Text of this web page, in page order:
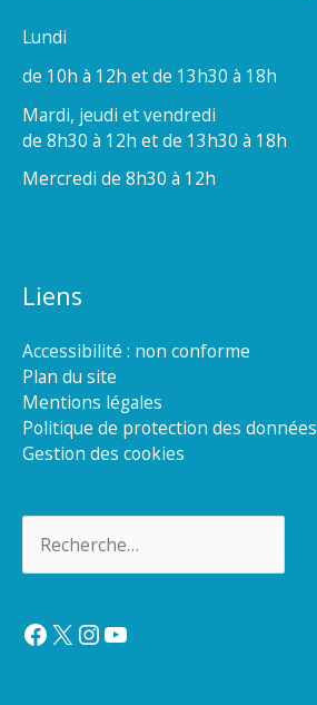
Lundi
de 10h à 12h et de 13h30 à 18h
Mardi, jeudi et vendredi
de 8h30 à 12h et de 13h30 à 18h
Mercredi de 8h30 à 12h
Liens
Accessibilité : non conforme
Plan du site
Mentions légales
Politique de protection des données
Gestion des cookies
Facebook
X Instagram
YouTube